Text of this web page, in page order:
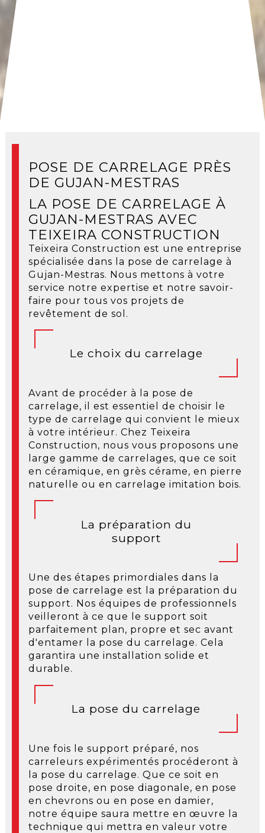
POSE DE CARRELAGE PRÈS
DE GUJAN-MESTRAS
LA POSE DE CARRELAGE À
GUJAN-MESTRAS AVEC
TEIXEIRA CONSTRUCTION
Teixeira Construction est une entreprise
spécialisée dans la pose de carrelage à
Gujan-Mestras. Nous mettons à votre
service notre expertise et notre savoir-
faire pour tous vos projets de
revêtement de sol.
Le choix du carrelage
Avant de procéder à la pose de
carrelage, il est essentiel de choisir le
type de carrelage qui convient le mieux
à votre intérieur. Chez Teixeira
Construction, nous vous proposons une
large gamme de carrelages, que ce soit
en céramique, en grès cérame, en pierre
naturelle ou en carrelage imitation bois.
La préparation du
support
Une des étapes primordiales dans la
pose de carrelage est la préparation du
support. Nos équipes de professionnels
veilleront à ce que le support soit
parfaitement plan, propre et sec avant
d'entamer la pose du carrelage. Cela
garantira une installation solide et
durable.
La pose du carrelage
Une fois le support préparé, nos
carreleurs expérimentés procéderont à
la pose du carrelage. Que ce soit en
pose droite, en pose diagonale, en pose
en chevrons ou en pose en damier,
notre équipe saura mettre en œuvre la
technique qui mettra en valeur votre